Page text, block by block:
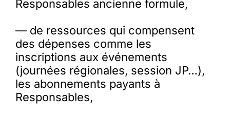
Responsables ancienne formule,
— de ressources qui compensent
des dépenses comme les
inscriptions aux événements
(journées régionales, session JP…),
les abonnements payants à
Responsables,